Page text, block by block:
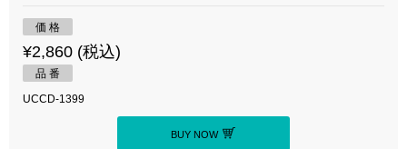
価 格
¥2,860 (税込)
品 番
UCCD-1399
BUY NOW